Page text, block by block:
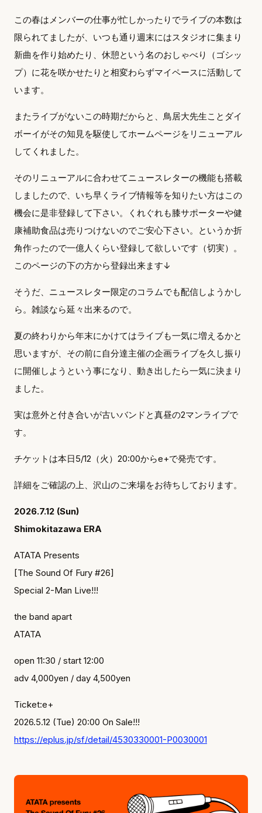
Home
We Are
Live
Blog
この春はメンバーの仕事が忙しかったりでライブの本数は
限られてましたが、いつも通り週末にはスタジオに集まり
新曲を作り始めたり、休憩という名のおしゃべり（ゴシッ
プ）に花を咲かせたりと相変わらずマイペースに活動して
います。
またライブがないこの時期だからと、鳥居大先生ことダイ
ボーイがその知見を駆使してホームページをリニューアル
してくれました。
そのリニューアルに合わせてニュースレターの機能も搭載
しましたので、いち早くライブ情報等を知りたい方はこの
機会に是非登録して下さい。くれぐれも膝サポーターや健
康補助食品は売りつけないのでご安心下さい。というか折
角作ったので一億人くらい登録して欲しいです（切実）。
このページの下の方から登録出来ます↓
そうだ、ニュースレター限定のコラムでも配信しようかし
ら。雑談なら延々出来るので。
夏の終わりから年末にかけてはライブも一気に増えるかと
思いますが、その前に自分達主催の企画ライブを久し振り
に開催しようという事になり、動き出したら一気に決まり
ました。
実は意外と付き合いが古いバンドと真昼の2マンライブで
す。
チケットは本日5/12（火）20:00からe+で発売です。
詳細をご確認の上、沢山のご来場をお待ちしております。
2026.7.12 (Sun)
Shimokitazawa ERA
ATATA Presents
[The Sound Of Fury #26]
Special 2-Man Live!!!
the band apart
ATATA
open 11:30 / start 12:00
adv 4,000yen / day 4,500yen
Ticket:e+
2026.5.12 (Tue) 20:00 On Sale!!!
https://eplus.jp/sf/detail/4530330001-P0030001